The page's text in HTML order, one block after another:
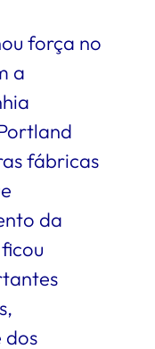
força no
a
fábricas
da
dos